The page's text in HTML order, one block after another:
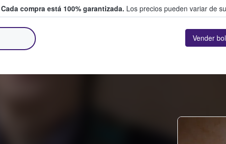
Cada compra está 100% garantizada. Los precios pueden variar de
Vender